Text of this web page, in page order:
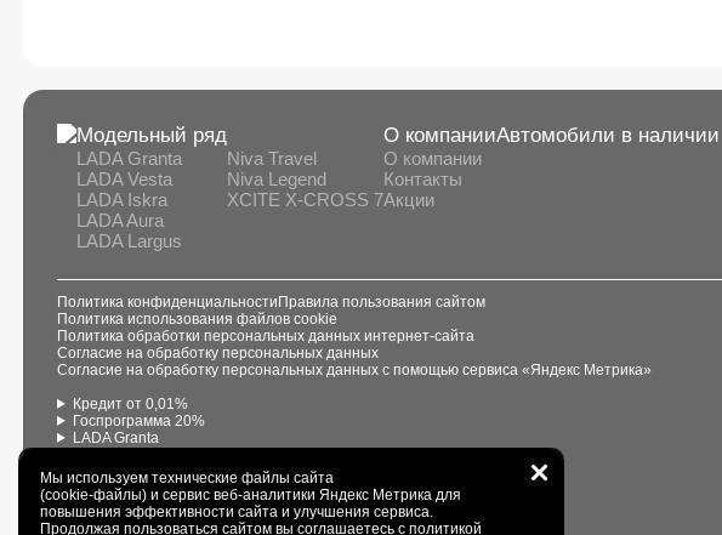
Модельный ряд
LADA Granta
LADA Vesta
LADA Iskra
LADA Aura
LADA Largus
Niva Travel
Niva Legend
XCITE X-CROSS 7
О компании
О компании
Контакты
Акции
Автомобили в наличии
Политика конфиденциальности Правила пользования сайтом
Политика использования файлов cookie
Политика обработки персональных данных интернет-сайта
Согласие на обработку персональных данных
Согласие на обработку персональных данных с помощью сервиса «Яндекс Метрика»
Кредит от 0,01%
Госпрограмма 20%
LADA Granta
LADA Largus
LADA Iskra
LADA Aura
Niva Legend
Мы используем технические файлы сайта
(cookie-файлы) и сервис веб-аналитики Яндекс Метрика для
повышения эффективности сайта и улучшения сервиса.
Продолжая пользоваться сайтом вы соглашаетесь с политикой